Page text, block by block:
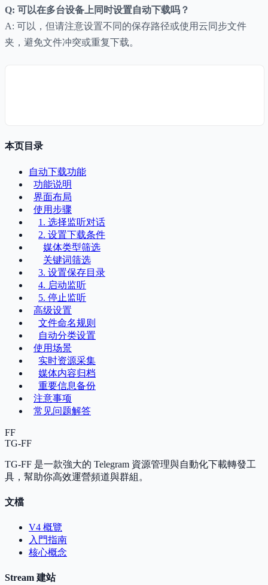
Q: 可以在多台设备上同时设置自动下载吗？
A: 可以，但请注意设置不同的保存路径或使用云同步文件
夹，避免文件冲突或重复下载。
本页目录
自动下载功能
功能说明
界面布局
使用步骤
1. 选择监听对话
2. 设置下载条件
媒体类型筛选
关键词筛选
3. 设置保存目录
4. 启动监听
5. 停止监听
高级设置
文件命名规则
自动分类设置
使用场景
实时资源采集
媒体内容归档
重要信息备份
注意事项
常见问题解答
FF
TG-FF
TG-FF 是一款強大的 Telegram 資源管理與自動化下載轉發工
具，幫助你高效運營頻道與群組。
文檔
V4 概覽
入門指南
核心概念
Stream 建站